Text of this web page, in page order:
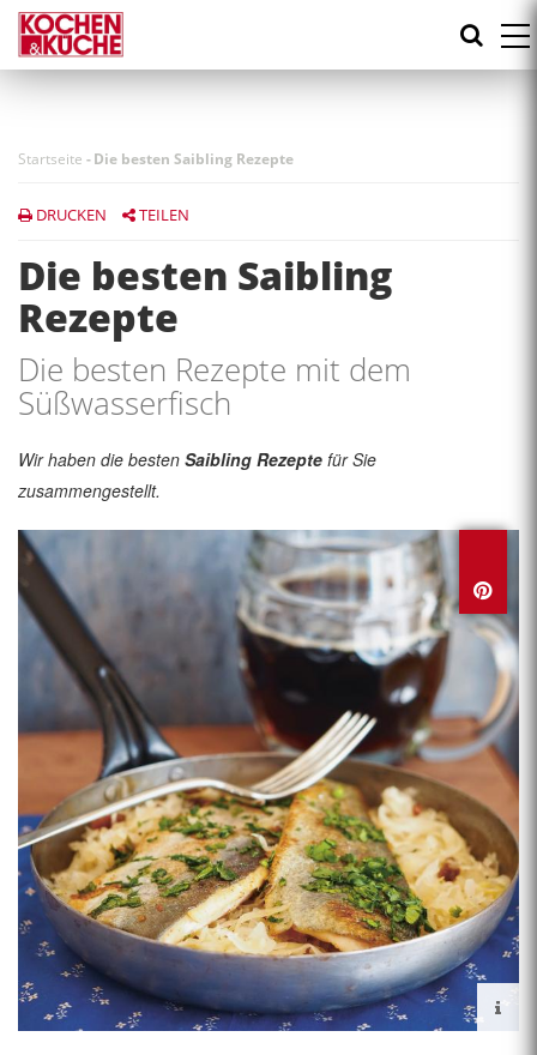
Direkt
zum
Inhalt
Startseite -Die besten Saibling Rezepte
DRUCKEN TEILEN
Die besten Saibling
Rezepte
Die besten Rezepte mit dem
Süßwasserfisch
Wir haben die besten Saibling Rezepte für Sie
zusammengestellt.